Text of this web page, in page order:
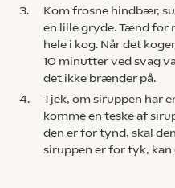
3.
Kom frosne hindbær,
en lille gryde. Tænd for
hele i kog. Når det
10 minutter ved svag
det ikke brænder på.
4.
Tjek, om siruppen har
komme en teske af
den er for tynd, skal
siruppen er for tyk,